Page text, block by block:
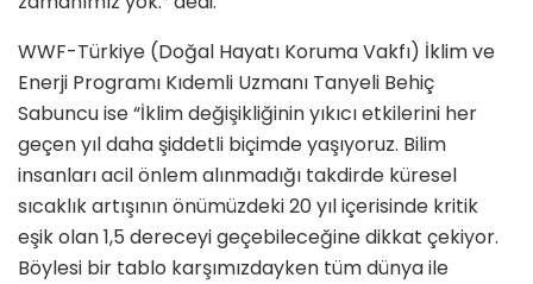
WWF-Türkiye (Doğal Hayatı Koruma Vakfı) İklim ve
Enerji Programı Kıdemli Uzmanı Tanyeli Behiç
Sabuncu ise “İklim değişikliğinin yıkıcı etkilerini her
geçen yıl daha şiddetli biçimde yaşıyoruz. Bilim
insanları acil önlem alınmadığı takdirde küresel
sıcaklık artışının önümüzdeki 20 yıl içerisinde kritik
eşik olan 1,5 dereceyi geçebileceğine dikkat çekiyor.
Böylesi bir tablo karşımızdayken tüm dünya ile